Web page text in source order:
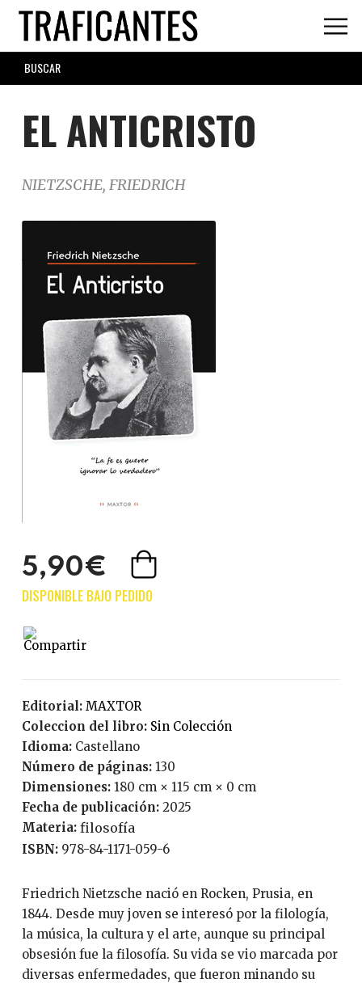
Skip
main
content
SEARCH
FORM
EL ANTICRISTO
NIETZSCHE, FRIEDRICH
5,90€
Editorial:
MAXTOR
Coleccion del libro:
Sin Colección
Idioma:
Castellano
Número de páginas: 130
Dimensiones: 180 cm × 115 cm × 0 cm
Fecha de publicación:
2025
Materia: filosofía
ISBN: 978-84-1171-059-6
Friedrich Nietzsche nació en Rocken, Prusia, en
1844. Desde muy joven se interesó por la filología,
la música, la cultura y el arte, aunque su principal
obsesión fue la filosofía. Su vida se vio marcada por
diversas enfermedades, que fueron minando su